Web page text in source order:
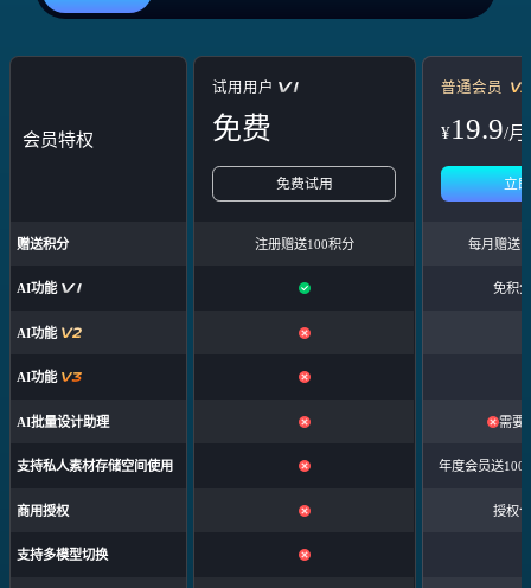
会员特权
赠送积分
AI功能
AI功能
AI功能
AI批量设计助理
支持私人素材存储空间使用
商用授权
支持多模型切换
试用用户
免费
免费试用
注册赠送100积分
普通会员
¥19.9/月
立
每月赠送
免积
需要
年度会员送
授权